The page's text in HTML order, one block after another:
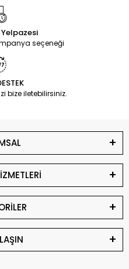
Yelpazesi
seçeneği
bize iletebilirsiniz.